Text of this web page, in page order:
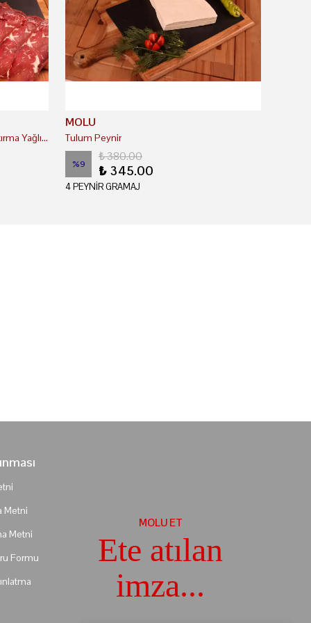
Coğrafi İşaretli Kayseri Antrikot Pastırma Yağlı ( Çemenli )
MOLU
Tulum Peynir
%9
₺ 380.00
₺ 345.00
4 PEYNİR GRAMAJ
Metni
Metni
Formu
MOLU ET
Ete atılan
imza...